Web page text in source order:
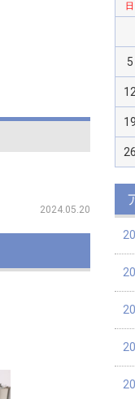
2024.05.20
日
5
12
19
26